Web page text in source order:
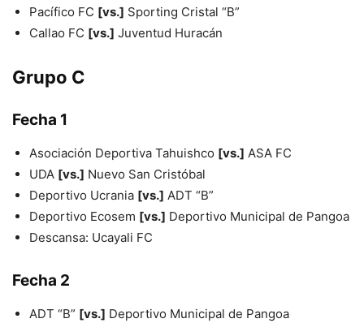
Pacífico FC [vs.] Sporting Cristal “B”
Callao FC [vs.] Juventud Huracán
Grupo C
Fecha 1
Asociación Deportiva Tahuishco [vs.] ASA FC
UDA [vs.] Nuevo San Cristóbal
Deportivo Ucrania [vs.] ADT “B”
Deportivo Ecosem [vs.] Deportivo Municipal de Pangoa
Descansa: Ucayali FC
Fecha 2
ADT “B” [vs.] Deportivo Municipal de Pangoa